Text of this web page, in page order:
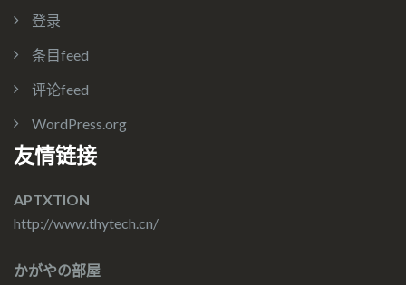
登录
条目feed
评论feed
WordPress.org
友情链接
APTXTION
http://www.thytech.cn/
かがやの部屋